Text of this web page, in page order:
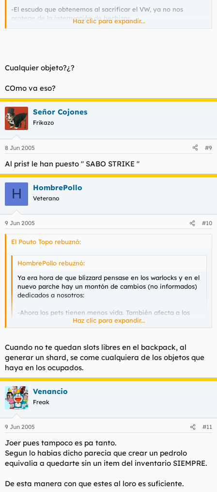
-El escudo que obtenemos al sacrificar el VW, ya no nos
protege de la interrupción de hechizos.
HIJOS DE PUTA
Haz clic para expandir...
Cualquier objeto?¿?
COmo va eso?
Señor Cojones
Frikazo
8 Jun 2005 #9
Al prist le han puesto " SABO STRIKE "
H HombrePollo
Veterano
9 Jun 2005 #10
El Pouto Topo rebuznó:
HombrePollo rebuznó:
Ya era hora de que blizzard pensase en los warlocks y en el
nuevo parche hay un montón de cambios (no informados)
dedicados a nosotros:
-Ahora los pets tienen menos vida. También afecta a los
protege de la interrupción de hechizos.
Pero el mejor de todos es un nuevo feature,
comprensible dado nuestra enorme ventaja sobre las
demás clases, que hace que al crear un soulshard
perdamos un item de nuestro inventario.
:pla :pla :pla :pla :pla :pla :pla :pla
HIJOS DE PUTA
Cualquier objeto?¿?
COmo va eso?
Haz clic para expandir...
Cuando no te quedan slots libres en el backpack, al
generar un shard, se come cualquiera de los objetos que
haya en los ocupados.
Venancio
Freak
9 Jun 2005 #11
Joer pues tampoco es pa tanto.
Segun lo habias dicho parecia que crear un pedrolo
equivalia a quedarte sin un item del inventario SIEMPRE.
De esta manera con que estes al loro es suficiente.